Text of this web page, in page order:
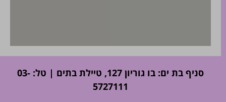
סניף בת ים: בו גוריון 127, טיילת בתים | טל: 03-
5727111